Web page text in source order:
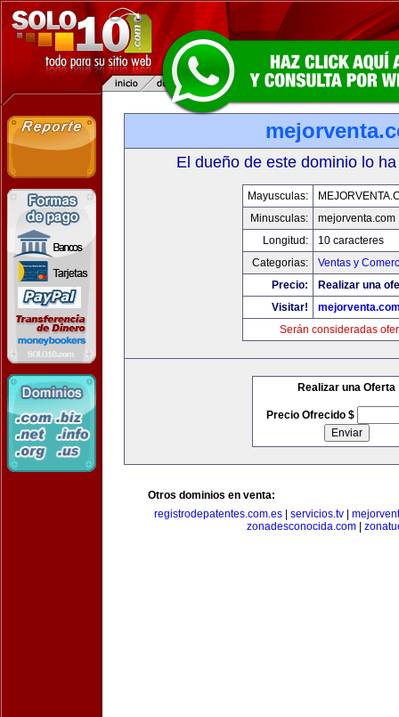
El dueño de este dominio lo
Mayusculas:
Minusculas:
mejorventa.com
Longitud:
10 caracteres
Categorias:
Ventas y
Precio:
Realizar una
Visitar!
Serán consideradas
Realizar una Oferta
Precio Ofrecido $
Otros dominios en venta:
registrodepatentes.com.es
servicios.tv
zonadesconocida.com|